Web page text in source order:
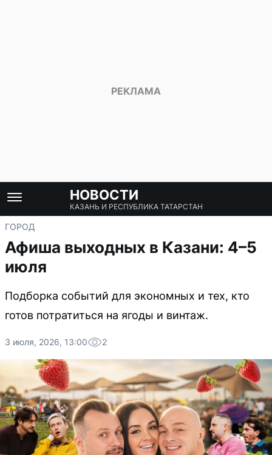
НОВОСТИ
КАЗАНЬ И РЕСПУБЛИКА ТАТАРСТАН
ГОРОД
Афиша выходных в Казани: 4–5
июля
Подборка событий для экономных и тех, кто
готов потратиться на ягоды и винтаж.
3 июля, 2026, 13:00 2